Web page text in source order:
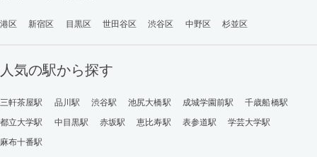
港区 新宿区 目黒区 世田谷区 渋谷区 中野区 杉並区
人気の駅から探す
三軒茶屋駅 品川駅 渋谷駅 池尻大橋駅 成城学園前駅
千歳船橋駅
都立大学駅
中目黒駅 赤坂駅 恵比寿駅 表参道駅
学芸大学駅
麻布十番駅